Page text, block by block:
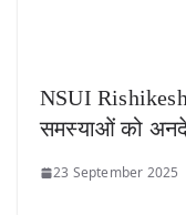
NSUI
समस्याओं को
23 September 2025